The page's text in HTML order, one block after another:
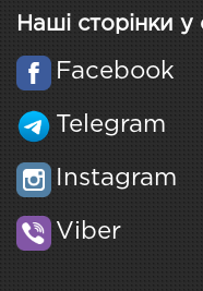
Наші сторінки
Facebook
Telegram
Instagram
Viber